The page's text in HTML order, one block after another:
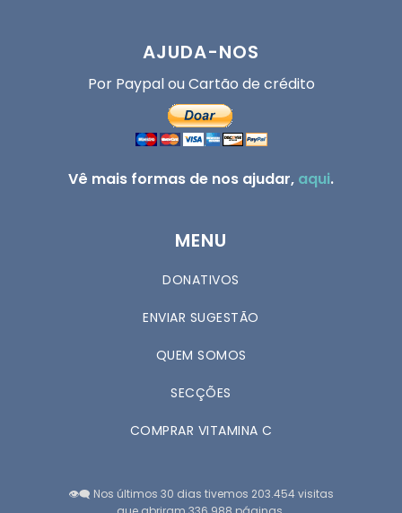
AJUDA-NOS
Por Paypal ou Cartão de crédito
Vê mais formas de nos ajudar, aqui.
MENU
DONATIVOS
ENVIAR SUGESTÃO
QUEM SOMOS
SECÇÕES
COMPRAR VITAMINA C
👁️‍🗨️ Nos últimos 30 dias tivemos 203.454 visitas